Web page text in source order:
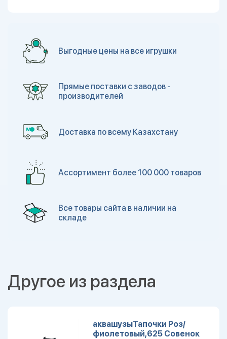
Выгодные цены на все игрушки
Прямые поставки с заводов -
производителей
Доставка по всему Казахстану
Ассортимент более 100 000 товаров
Все товары сайта в наличии на
складе
Другое из раздела
аквашузыТапочки Роз/
фиолетовый,625 Совенок